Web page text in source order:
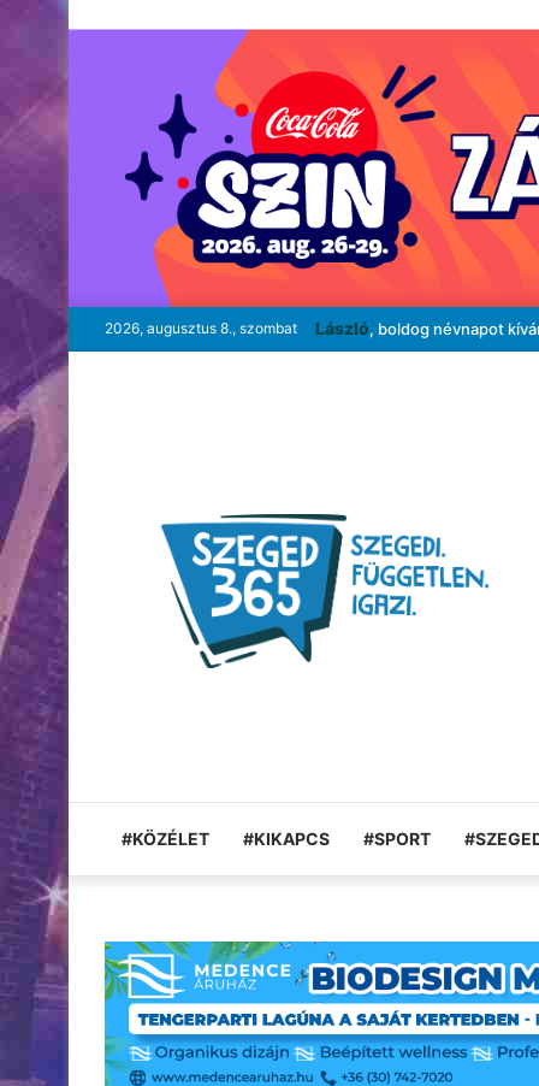
2026, augusztus 8., szombat László, boldog névnapot
#KÖZÉLET #KIKAPCS #SPORT